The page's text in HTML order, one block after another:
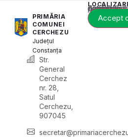
PRIMĂRIA
COMUNEI
CERCHEZU
Județul
Constanța
Str.
General
Cerchez
nr. 28,
Satul
Cerchezu,
907045
Acest conținut este blocat până când acceptați categoria corespunzătoare de cookie-uri.
Accept